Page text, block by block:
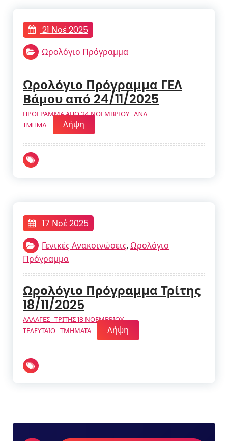
21 Νοέ 2025
Ωρολόγιο Πρόγραμμα
Ωρολόγιο Πρόγραμμα ΓΕΛ
Βάμου από 24/11/2025
ΠΡΟΓΡΑΜΜΑ ΑΠΟ 24 ΝΟΕΜΒΡΙΟΥ_ANA
TMHMA
Λήψη
17 Νοέ 2025
Γενικές Ανακοινώσεις,Ωρολόγιο
Πρόγραμμα
Ωρολόγιο Πρόγραμμα Τρίτης
18/11/2025
ΑΛΛΑΓΕΣ_ΤΡΙΤΗΣ 18 ΝΟΕΜΒΡΙΟΥ
ΤΕΛΕΥΤΑΙΟ_ΤΜΗΜΑΤΑ
Λήψη